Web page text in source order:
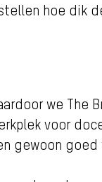
hoe dik
we The
voor
gewoon goed